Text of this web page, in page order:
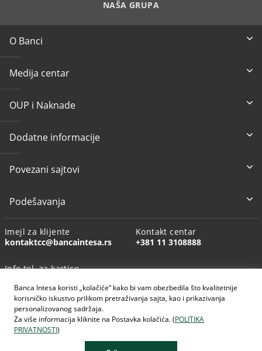
Banca Intesa koristi „kolačiće“ kako bi vam obezbedila što kvalitetnije
korisničko iskustvo prilikom pretraživanja sajta, kao i prikazivanja
personalizovanog sadržaja.
Za više informacija kliknite na Postavka kolačića. (POLITIKA
PRIVATNOSTI)
NAŠA GRUPA
O Banci
Medija centar
OUP i Naknade
Dodatne informacije
Povezani sajtovi
Podešavanja
Imejl za klijente
kontaktcc@bancaintesa.rs
Kontakt centar
+381 11 3108888
Info tel. za kartice